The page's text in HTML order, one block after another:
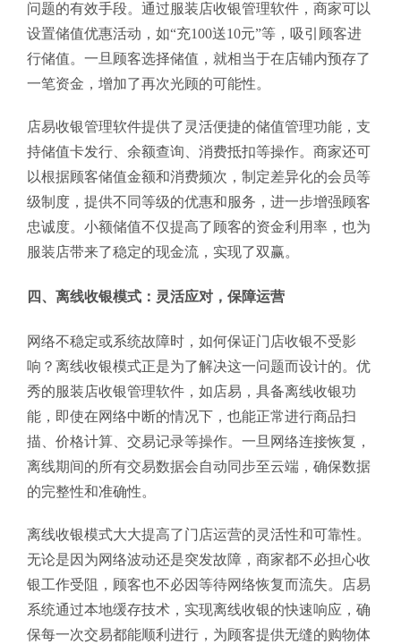
问题的有效手段。通过服装店收银管理软件，商家可以
设置储值优惠活动，如“充100送10元”等，吸引顾客进
行储值。一旦顾客选择储值，就相当于在店铺内预存了
一笔资金，增加了再次光顾的可能性。
店易收银管理软件提供了灵活便捷的储值管理功能，支
持储值卡发行、余额查询、消费抵扣等操作。商家还可
以根据顾客储值金额和消费频次，制定差异化的会员等
级制度，提供不同等级的优惠和服务，进一步增强顾客
忠诚度。小额储值不仅提高了顾客的资金利用率，也为
服装店带来了稳定的现金流，实现了双赢。
四、离线收银模式：灵活应对，保障运营
网络不稳定或系统故障时，如何保证门店收银不受影
响？离线收银模式正是为了解决这一问题而设计的。优
秀的服装店收银管理软件，如店易，具备离线收银功
能，即使在网络中断的情况下，也能正常进行商品扫
描、价格计算、交易记录等操作。一旦网络连接恢复，
离线期间的所有交易数据会自动同步至云端，确保数据
的完整性和准确性。
离线收银模式大大提高了门店运营的灵活性和可靠性。
无论是因为网络波动还是突发故障，商家都不必担心收
银工作受阻，顾客也不必因等待网络恢复而流失。店易
系统通过本地缓存技术，实现离线收银的快速响应，确
保每一次交易都能顺利进行，为顾客提供无缝的购物体